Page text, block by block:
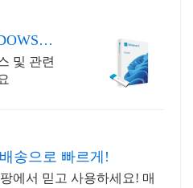
및 관련
송으로 빠르게!
에서 믿고 사용하세요! 매